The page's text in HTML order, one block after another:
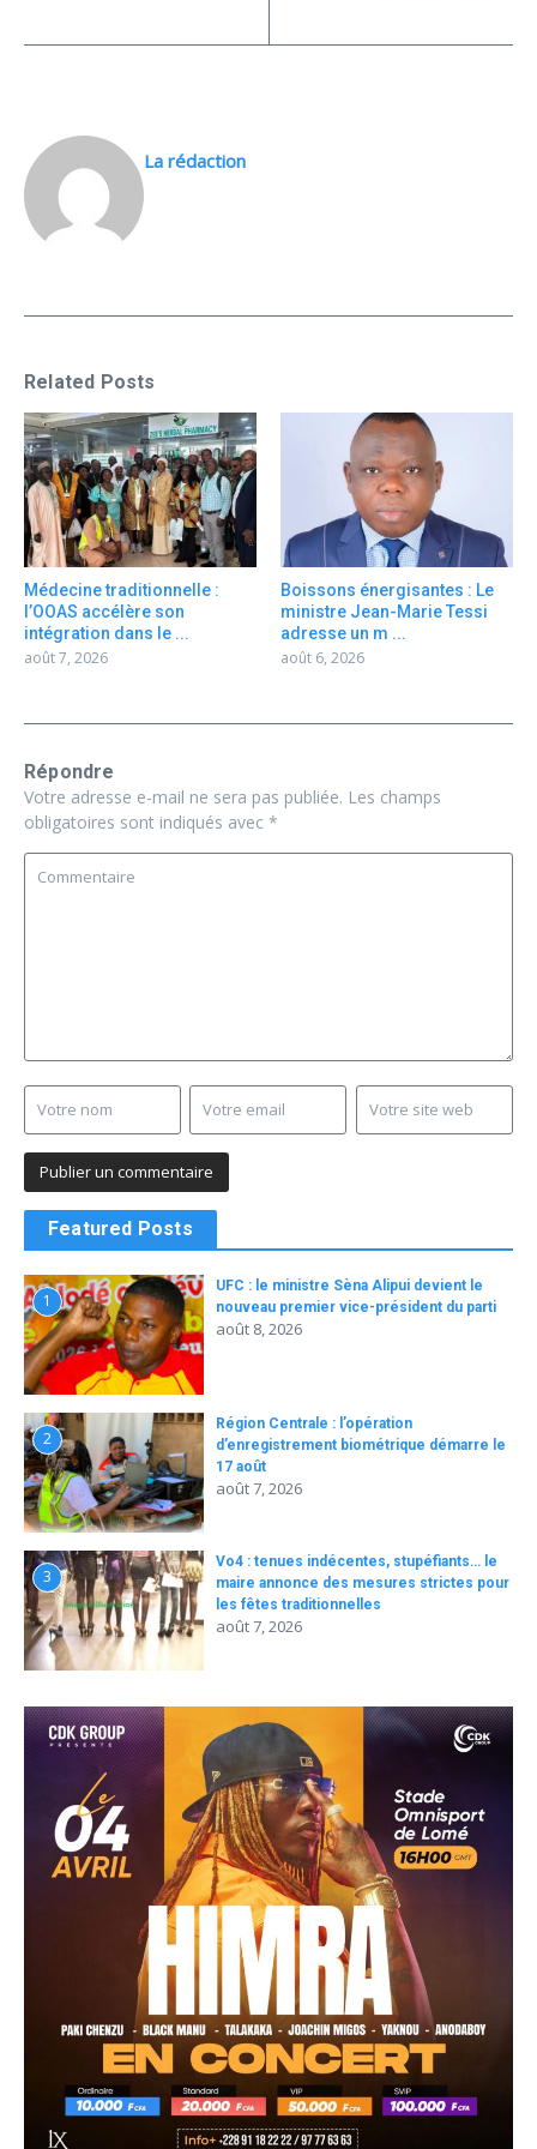
La rédaction
Related Posts
Médecine traditionnelle :
l’OOAS accélère son
intégration dans le ...
août 7, 2026
Boissons énergisantes : Le
ministre Jean-Marie Tessi
adresse un m ...
août 6, 2026
Répondre
Votre adresse e-mail ne sera pas publiée. Les champs
obligatoires sont indiqués avec *
Featured Posts
1
UFC : le ministre Sèna Alipui devient le
nouveau premier vice-président du parti
août 8, 2026
2
Région Centrale : l’opération
d’enregistrement biométrique démarre le
17 août
août 7, 2026
3
Vo4 : tenues indécentes, stupéfiants… le
maire annonce des mesures strictes pour
les fêtes traditionnelles
août 7, 2026